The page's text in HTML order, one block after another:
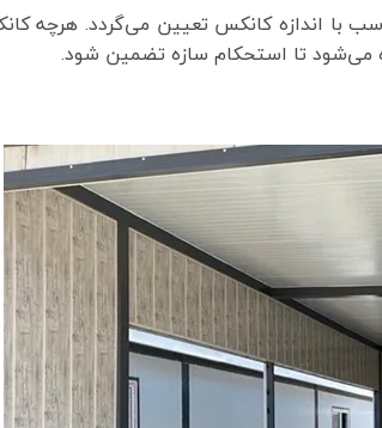
با اندازه کانکس تعیین می‌گردد. هرچه
می‌شود تا استحکام سازه تضمین شود.